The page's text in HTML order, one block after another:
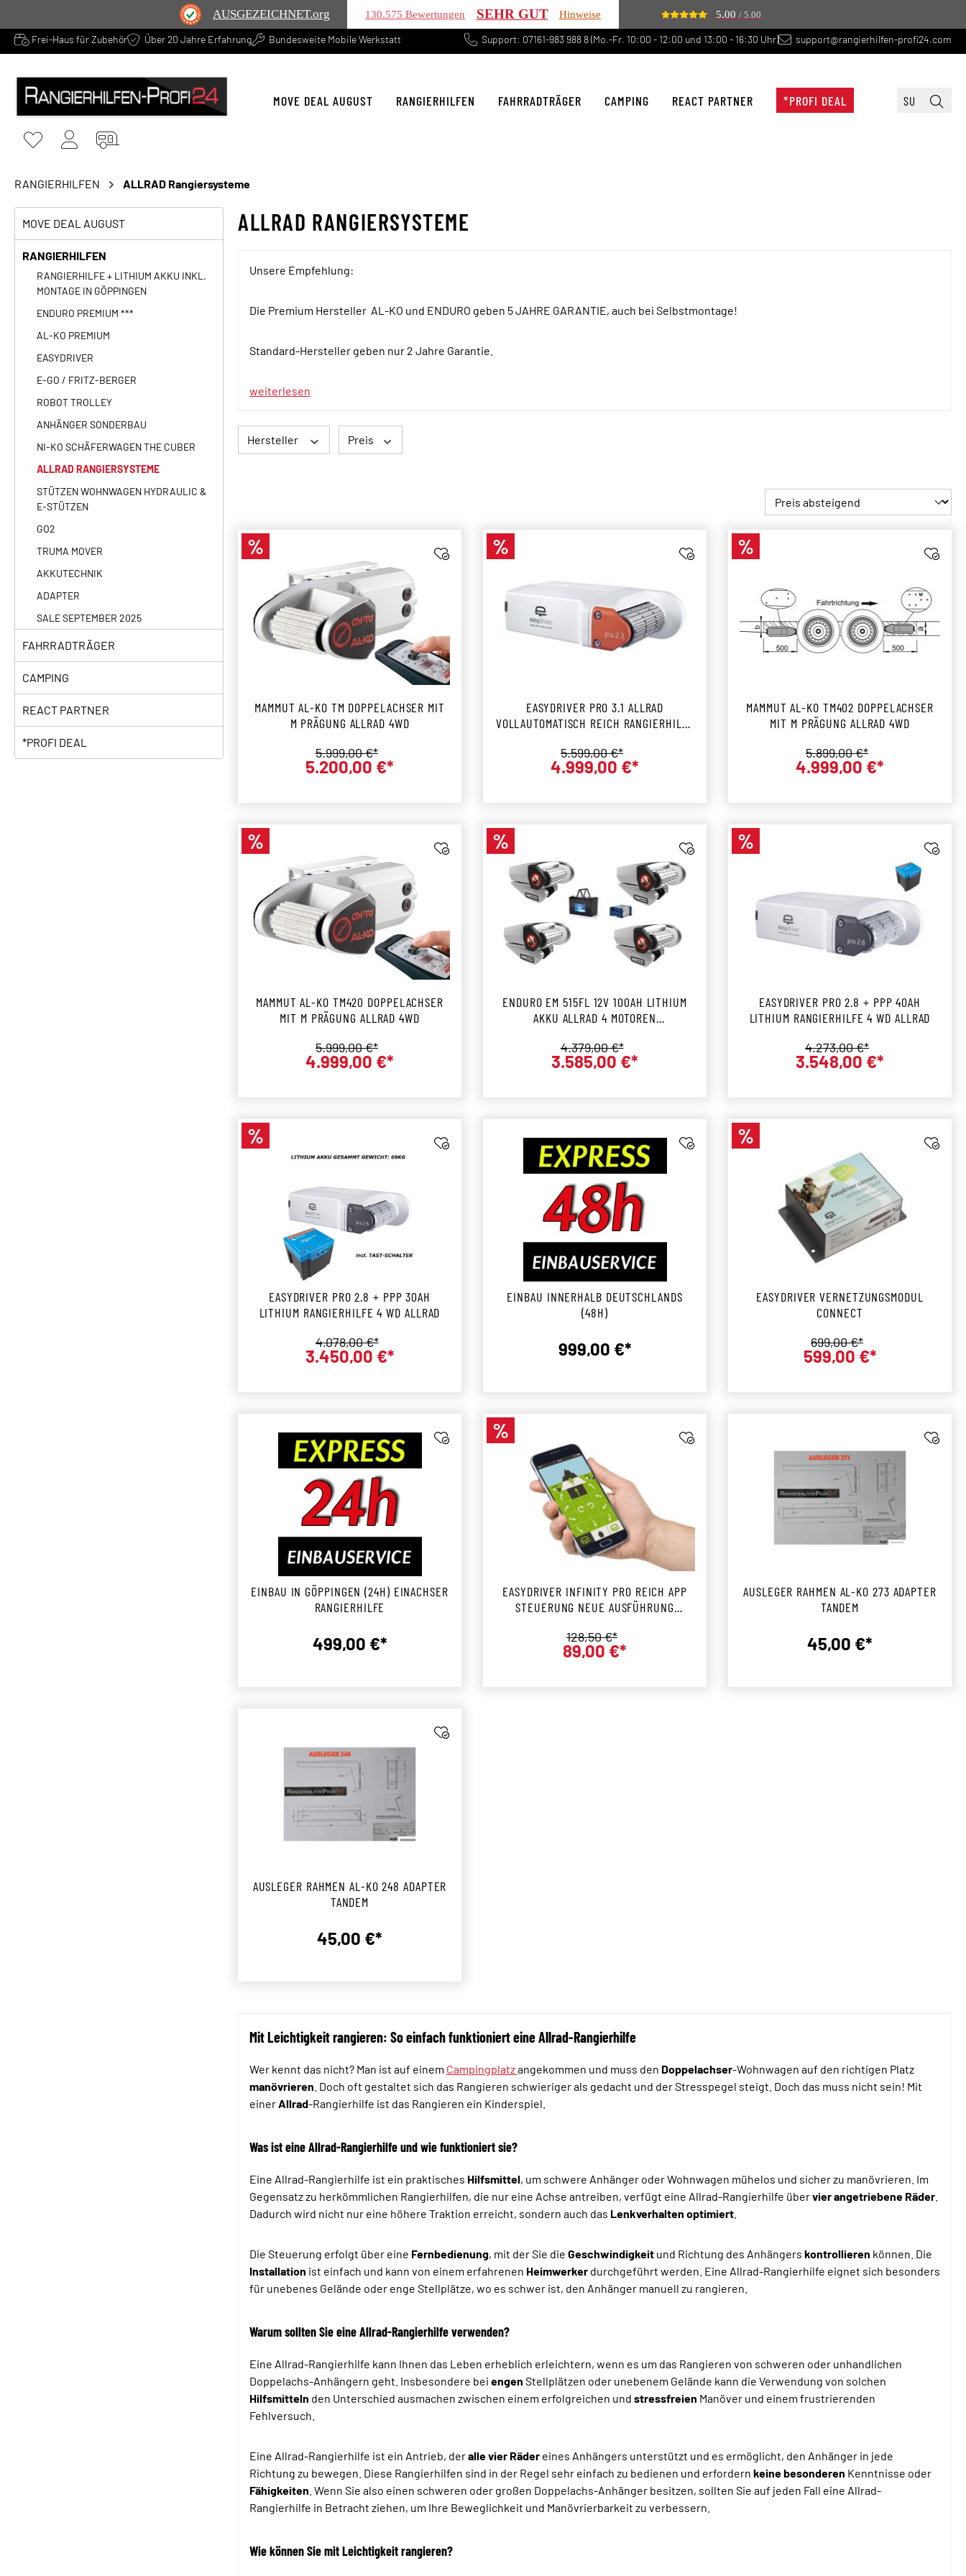
AUSGEZEICHNET.org 130.575 Bewertungen SEHR GUT Hinweise 5.00/ 5.00
Zur Hauptnavigation springen
Frei-Haus für Zubehör Über 20 Jahre Erfahrung Bundesweite Mobile Werkstatt Support: 07161-983 988 8 (Mo.-Fr. 10:00 - 12:00 und 13:00 - 16:30 Uhr) support@rangierhilfen-profi24.com
MOVE DEAL AUGUST RANGIERHILFEN FAHRRADTRÄGER CAMPING REACT PARTNER *PROFI DEAL
RANGIERHILFEN ALLRAD Rangiersysteme
MOVE DEAL AUGUST
RANGIERHILFEN
RANGIERHILFE + LITHIUM AKKU INKL.
MONTAGE IN GÖPPINGEN
ENDURO PREMIUM ***
AL-KO PREMIUM
EASYDRIVER
E-GO / FRITZ-BERGER
ROBOT TROLLEY
ANHÄNGER SONDERBAU
NI-KO SCHÄFERWAGEN THE CUBER
ALLRAD RANGIERSYSTEME
STÜTZEN WOHNWAGEN HYDRAULIC &
E-STÜTZEN
GO2
TRUMA MOVER
AKKUTECHNIK
ADAPTER
SALE SEPTEMBER 2025
FAHRRADTRÄGER
CAMPING
REACT PARTNER
*PROFI DEAL
ALLRAD RANGIERSYSTEME
Unsere Empfehlung:
Die Premium Hersteller AL-KO und ENDURO geben 5 JAHRE GARANTIE, auch bei Selbstmontage!
Standard-Hersteller geben nur 2 Jahre Garantie.
weiterlesen
Hersteller Preis
Rabatt
%
MAMMUT AL-KO TM DOPPELACHSER MIT
M PRÄGUNG ALLRAD 4WD
Verkaufspreis:
5.200,00 €*
Regulärer Preis:
5.999,00 €*
Rabatt
%
EASYDRIVER PRO 3.1 ALLRAD
VOLLAUTOMATISCH REICH RANGIERHILFE
Verkaufspreis:
4.999,00 €*
Regulärer Preis:
5.599,00 €*
Rabatt
%
MAMMUT AL-KO TM402 DOPPELACHSER
MIT M PRÄGUNG ALLRAD 4WD
Verkaufspreis:
4.999,00 €*
Regulärer Preis:
5.899,00 €*
Rabatt
%
MAMMUT AL-KO TM420 DOPPELACHSER
MIT M PRÄGUNG ALLRAD 4WD
Verkaufspreis:
4.999,00 €*
Regulärer Preis:
5.999,00 €*
Rabatt
%
ENDURO EM 515FL 12V 100AH LITHIUM
AKKU ALLRAD 4 MOTOREN
Verkaufspreis:
3.585,00 €*
Regulärer Preis:
4.379,00 €*
Rabatt
%
EASYDRIVER PRO 2.8 + PPP 40AH
LITHIUM RANGIERHILFE 4 WD ALLRAD
Verkaufspreis:
3.548,00 €*
Regulärer Preis:
4.273,00 €*
Rabatt
%
EASYDRIVER PRO 2.8 + PPP 30AH
LITHIUM RANGIERHILFE 4 WD ALLRAD
Verkaufspreis:
3.450,00 €*
Regulärer Preis:
4.078,00 €*
EINBAU INNERHALB DEUTSCHLANDS
(48H)
Regulärer Preis:
999,00 €*
Rabatt
%
EASYDRIVER VERNETZUNGSMODUL
CONNECT
Verkaufspreis:
599,00 €*
Regulärer Preis:
699,00 €*
EINBAU IN GÖPPINGEN (24H) EINACHSER
RANGIERHILFE
Regulärer Preis:
499,00 €*
Rabatt
%
EASYDRIVER INFINITY PRO REICH APP
STEUERUNG NEUE AUSFÜHRUNG
Verkaufspreis:
89,00 €*
Regulärer Preis:
128,50 €*
AUSLEGER RAHMEN AL-KO 273 ADAPTER
TANDEM
Regulärer Preis:
45,00 €*
AUSLEGER RAHMEN AL-KO 248 ADAPTER
TANDEM
Regulärer Preis:
45,00 €*
Mit Leichtigkeit rangieren: So einfach funktioniert eine Allrad-Rangierhilfe
Wer kennt das nicht? Man ist auf einem Campingplatzangekommen und muss den Doppelachser-Wohnwagen auf den richtigen Platz
manövrieren . Doch oft gestaltet sich das Rangieren schwieriger als gedacht und der Stresspegel steigt. Doch das muss nicht sein! Mit
einerAllrad-Rangierhilfe ist das Rangieren ein Kinderspiel.
Was ist eine Allrad-Rangierhilfe und wie funktioniert sie?
Eine Allrad-Rangierhilfe ist ein praktisches Hilfsmittel, um schwere Anhänger oder Wohnwagen mühelos und sicher zu manövrieren. Im
Gegensatz zu herkömmlichen Rangierhilfen, die nur eine Achse antreiben, verfügt eine Allrad-Rangierhilfe übervierangetriebene Räder
Dadurch wird nicht nur eine höhere Traktion erreicht, sondern auch das Lenkverhalten optimiert
Die Steuerung erfolgt über eine Fernbedienung, mit der Sie die Geschwindigkeit und Richtung des Anhängers kontrollieren können. Die
Installation ist einfach und kann von einem erfahrenen Heimwerker durchgeführt werden. Eine Allrad-Rangierhilfe eignet sich besonders
für unebenes Gelände oder enge Stellplätze, wo es schwer ist, den Anhänger manuell zu rangieren.
Warum sollten Sie eine Allrad-Rangierhilfe verwenden?
Eine Allrad-Rangierhilfe kann Ihnen das Leben erheblich erleichtern, wenn es um das Rangieren von schweren oder unhandlichen
Doppelachs-Anhängern geht. Insbesondere bei engen Stellplätzen oder unebenem Gelände kann die Verwendung von solchen
Hilfsmitteln den Unterschied ausmachen zwischen einem erfolgreichen und stressfreien Manöver und einem frustrierenden
Fehlversuch.
Eine Allrad-Rangierhilfe ist ein Antrieb, deralle vier Räder eines Anhängers unterstützt und es ermöglicht, den Anhänger in jede
Richtung zu bewegen. Diese Rangierhilfen sind in der Regel sehr einfach zu bedienen und erfordern keine besonderen Kenntnisse oder
Fähigkeiten . Wenn Sie also einen schweren oder großen Doppelachs-Anhänger besitzen, sollten Sie auf jeden Fall eine Allrad-
Rangierhilfe in Betracht ziehen, um Ihre Beweglichkeit und Manövrierbarkeit zu verbessern.
Wie können Sie mit Leichtigkeit rangieren?